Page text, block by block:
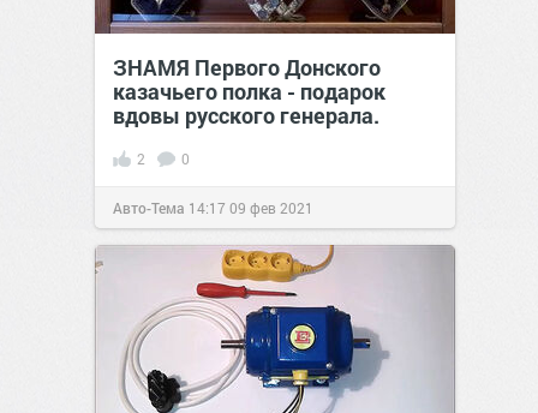
ЗНАМЯ Первого Донского
казачьего полка - подарок
вдовы русского генерала.
2 0
Авто-Тема 14:17 09 фев 2021